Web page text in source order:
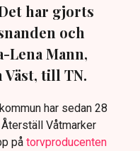
har gjorts
och
Lena Mann,
till TN.
har sedan 28
Våtmarker
på torvproducenten